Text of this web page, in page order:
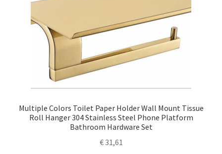
Multiple Colors Toilet Paper Holder Wall Mount Tissue
Roll Hanger 304 Stainless Steel Phone Platform
Bathroom Hardware Set
€31,61